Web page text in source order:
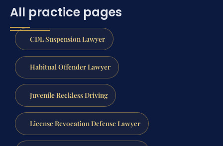
All practice pages
CDL Suspension Lawyer
Habitual Offender Lawyer
Juvenile Reckless Driving
License Revocation Defense Lawyer